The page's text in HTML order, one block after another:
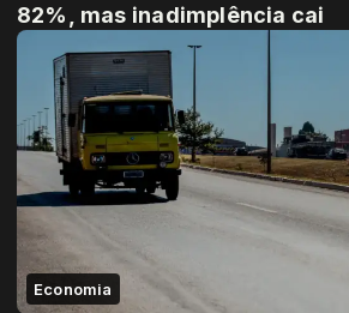
82%, mas inadimplência cai
Economia